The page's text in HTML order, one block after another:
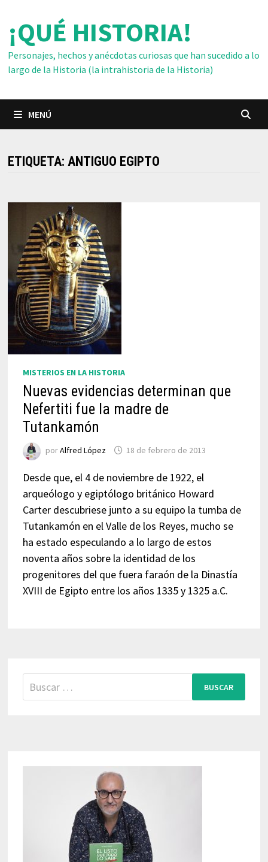
contenido
¡QUÉ HISTORIA!
Personajes, hechos y anécdotas curiosas que han sucedido a lo
largo de la Historia (la intrahistoria de la Historia)
MENÚ
ETIQUETA: ANTIGUO EGIPTO
MISTERIOS EN LA HISTORIA
Nuevas evidencias determinan que
Nefertiti fue la madre de
Tutankamón
porAlfred López 18 de febrero de 2013
Desde que, el 4 de noviembre de 1922, el
arqueólogo y egiptólogo británico Howard
Carter descubriese junto a su equipo la tumba de
Tutankamón en el Valle de los Reyes, mucho se
ha estado especulando a lo largo de estos
noventa años sobre la identidad de los
progenitores del que fuera faraón de la Dinastía
XVIII de Egipto entre los años 1335 y 1325 a.C.
Buscar: